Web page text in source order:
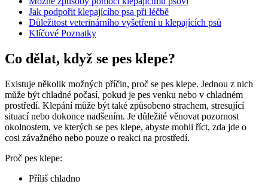
Jak podpořit klepajícího psa při léčbě
Důležitost​ veterinárního vyšetření u​ klepajících psů
Klíčové Poznatky
Co dělat, když⁢ se pes klepe?
Existuje několik‍ možných příčin, proč⁤ se ⁤pes klepe. Jednou z nich ​
může být chladné počasí, pokud je pes venku nebo v chladném
prostředí. Klepání může ‌být také způsobeno strachem, ‌stresující
situací nebo ⁤dokonce nadšením. Je důležité věnovat pozornost
okolnostem, ve kterých se pes klepe, abyste‍ mohli říct, zda jde o
cosi‌ závažného nebo pouze⁢ o⁢ reakci⁣ na prostředí.
Proč pes klepe:
Příliš chladno